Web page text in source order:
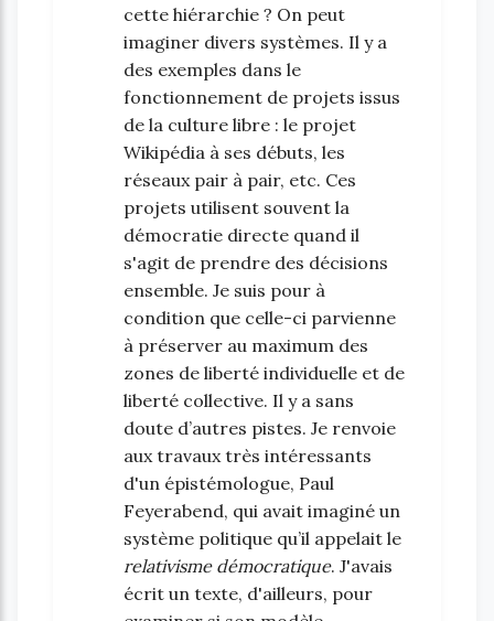
cette hiérarchie ? On peut
imaginer divers systèmes. Il y a
des exemples dans le
fonctionnement de projets issus
de la culture libre : le projet
Wikipédia à ses débuts, les
réseaux pair à pair, etc. Ces
projets utilisent souvent la
démocratie directe quand il
s'agit de prendre des décisions
ensemble. Je suis pour à
condition que celle-ci parvienne
à préserver au maximum des
zones de liberté individuelle et de
liberté collective. Il y a sans
doute d’autres pistes. Je renvoie
aux travaux très intéressants
d'un épistémologue, Paul
Feyerabend, qui avait imaginé un
système politique qu’il appelait le
relativisme démocratique. J'avais
écrit un texte, d'ailleurs, pour